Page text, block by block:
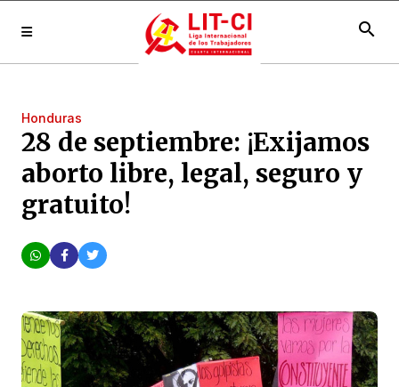
search
Honduras
28 de septiembre: ¡Exijamos
aborto libre, legal, seguro y
gratuito!